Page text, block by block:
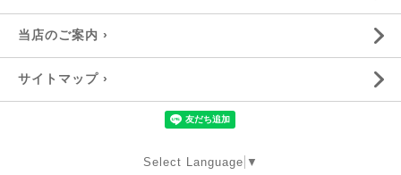
当店のご案内 ›
サイトマップ ›
Select Language ▼